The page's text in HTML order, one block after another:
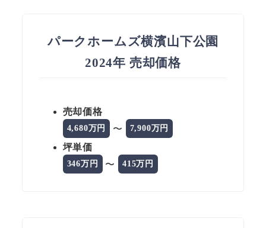
パークホームズ横濱山下公園
2024年 売却価格
売却価格
4,680万円 〜 7,900万円
坪単価
346万円 〜 415万円